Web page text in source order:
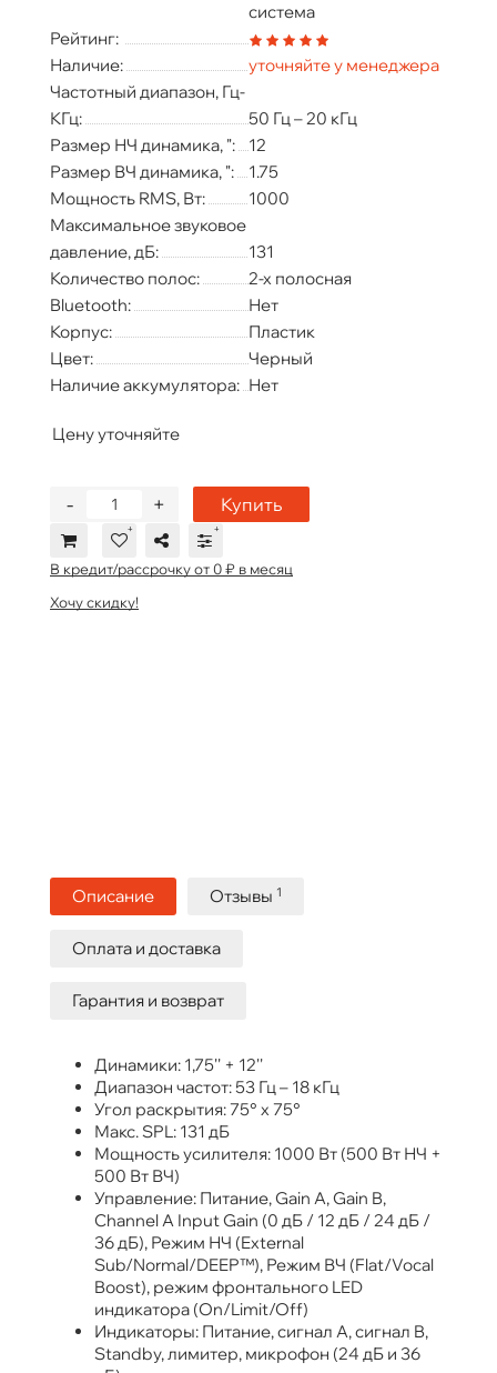
система
Рейтинг:
Наличие:
уточняйте у менеджера
Частотный диапазон, Гц-
КГц:
50 Гц – 20 кГц
Размер НЧ динамика, ":
12
Размер ВЧ динамика, ":
1.75
Мощность RMS, Вт:
1000
Максимальное звуковое
давление, дБ:
131
Количество полос:
2-х полосная
Bluetooth:
Нет
Корпус:
Пластик
Цвет:
Черный
Наличие аккумулятора: Нет
Цену уточняйте
+
- Купить
В кредит/рассрочку от 0 ₽ в месяц
Хочу скидку!
Описание Отзывы 1
Оплата и доставка
Гарантия и возврат
Динамики: 1,75'' + 12''
Диапазон частот: 53 Гц – 18 кГц
Угол раскрытия: 75° х 75°
Макс. SPL: 131 дБ
Мощность усилителя: 1000 Вт (500 Вт НЧ +
500 Вт ВЧ)
Управление: Питание, Gain A, Gain B,
Channel A Input Gain (0 дБ / 12 дБ / 24 дБ /
36 дБ), Режим НЧ (External
Sub/Normal/DEEP™), Режим ВЧ (Flat/Vocal
Boost), режим фронтального LED
индикатора (On/Limit/Off)
Индикаторы: Питание, сигнал A, сигнал B,
Standby, лимитер, микрофон (24 дБ и 36